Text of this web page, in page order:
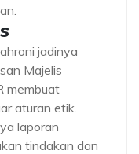
jadinya
Majelis
membuat
aturan etik.
laporan
tindakan dan